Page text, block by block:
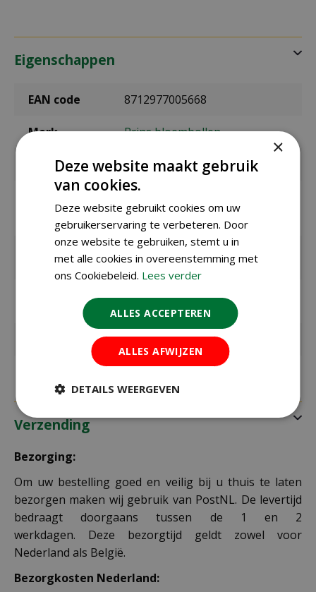
Eigenschappen
EAN code 8712977005668
Merk Prins bloembollen
Bolmaat 9/+
planten
buiten
Bloeitijd /
oogsttijd
maart t/m april
max. hoogte 17 cm
mix
Verzending
Bezorging:
Om uw bestelling goed en veilig bij u thuis te laten
bezorgen maken wij gebruik van PostNL. De levertijd
bedraagt doorgaans tussen de 1 en 2
werkdagen. Deze bezorgtijd geldt zowel voor
Nederland als België.
Bezorgkosten Nederland:
×
Deze website maakt gebruik
van cookies.
Deze website gebruikt cookies om uw
gebruikerservaring te verbeteren. Door
onze website te gebruiken, stemt u in
met alle cookies in overeenstemming met
ons Cookiebeleid. Lees verder
ALLES ACCEPTEREN
ALLES AFWIJZEN
DETAILS WEERGEVEN